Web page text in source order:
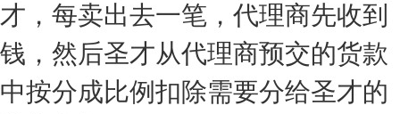
才，每卖出去一笔，代理商先收到
钱，然后圣才从代理商预交的货款
中按分成比例扣除需要分给圣才的